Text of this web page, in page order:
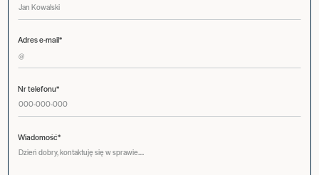
Adres e-mail*
Nr telefonu*
Wiadomość*